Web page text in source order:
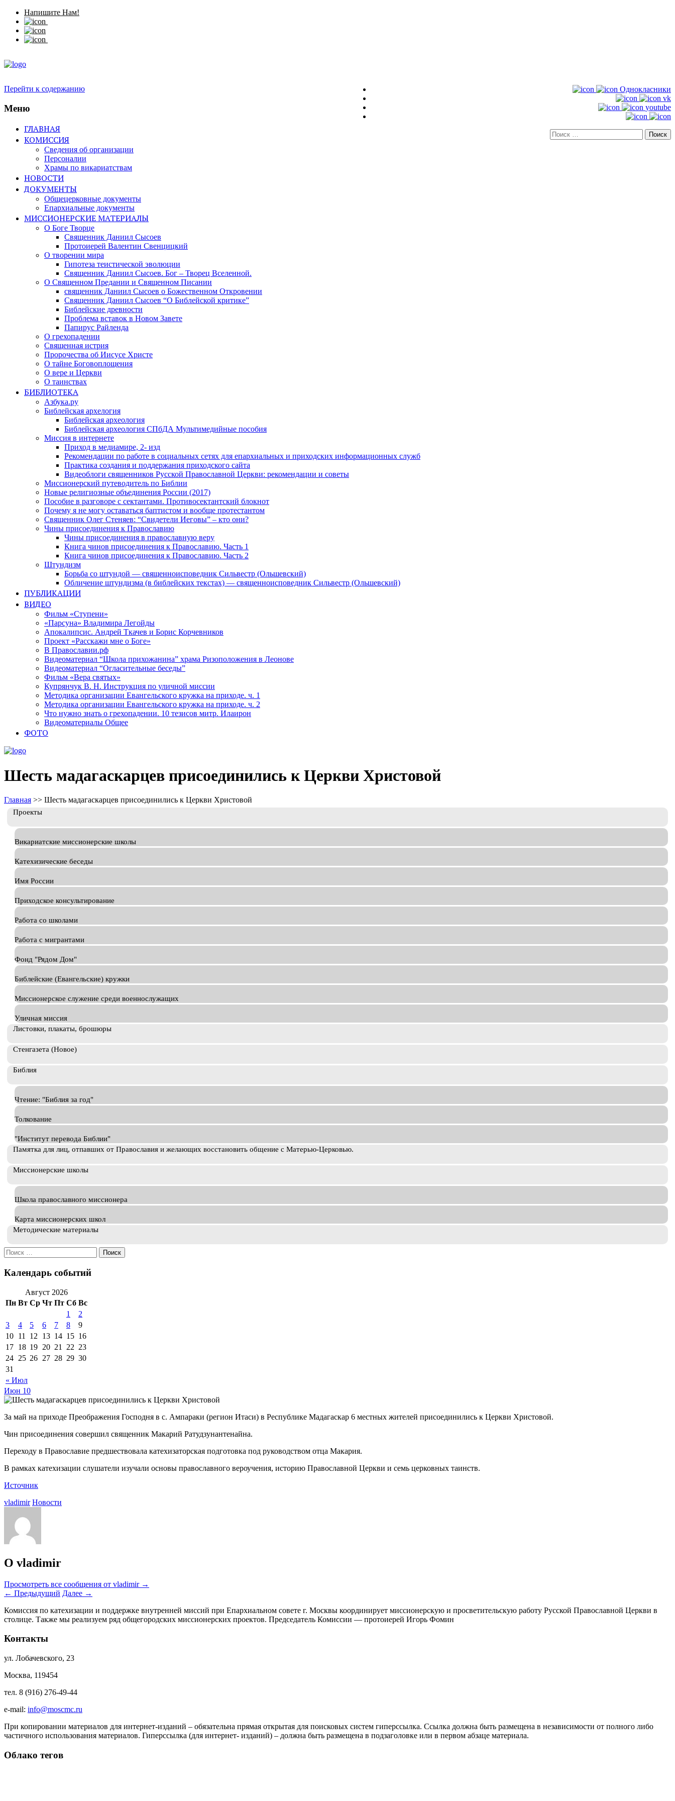
Напишите Нам!
Однокласники
vk
youtube
Искать:
Перейти к содержанию
Меню
ГЛАВНАЯ
КОМИССИЯ
Сведения об организации
Персоналии
Храмы по викариатствам
НОВОСТИ
ДОКУМЕНТЫ
Общецерковные документы
Епархиальные документы
МИССИОНЕРСКИЕ МАТЕРИАЛЫ
О Боге Творце
Священник Даниил Сысоев
Протоиерей Валентин Свенцицкий
О творении мира
Гипотеза теистической эволюции
Священник Даниил Сысоев. Бог – Творец Вселенной.
О Священном Предании и Священном Писании
священник Даниил Сысоев о Божественном Откровении
Священник Даниил Сысоев “О Библейской критике”
Библейские древности
Проблема вставок в Новом Завете
Папирус Райленда
О грехопадении
Священная истрия
Пророчества об Иисусе Христе
О тайне Боговоплощения
О вере и Церкви
О таинствах
БИБЛИОТЕКА
Азбука.ру
Библейская архелогия
Библейская археология
Библейская археология СПбДА Мультимедийные пособия
Миссия в интернете
Приход в медиамире, 2- изд
Рекомендации по работе в социальных сетях для епархиальных и приходских информационных служб
Практика создания и поддержания приходского сайта
Видеоблоги священников Русской Православной Церкви: рекомендации и советы
Миссионерский путеводитель по Библии
Новые религиозные объединения России (2017)
Пособие в разговоре с сектантами. Противосектантский блокнот
Почему я не могу оставаться баптистом и вообще протестантом
Священник Олег Стеняев: “Свидетели Иеговы” – кто они?
Чины присоединения к Православию
Чины присоединения в православную веру
Книга чинов присоединения к Православию. Часть 1
Книга чинов присоединения к Православию. Часть 2
Штундизм
Борьба со штундой — священноисповедник Сильвестр (Ольшевский)
Обличение штундизма (в библейских текстах) — священноисповедник Сильвестр (Ольшевский)
ПУБЛИКАЦИИ
ВИДЕО
Фильм «Ступени»
«Парсуна» Владимира Легойды
Апокалипсис. Андрей Ткачев и Борис Корчевников
Проект «Расскажи мне о Боге»
В Православии.рф
Видеоматериал “Школа прихожанина” храма Ризоположения в Леонове
Видеоматериал “Огласительные беседы”
Фильм «Вера святых»
Купрянчук В. Н. Инструкция по уличной миссии
Методика организации Евангельского кружка на приходе. ч. 1
Методика организации Евангельского кружка на приходе. ч. 2
Что нужно знать о грехопадении. 10 тезисов митр. Илаирон
Видеоматериалы Общее
ФОТО
Шесть мадагаскарцев присоединились к Церкви Христовой
Главная >> Шесть мадагаскарцев присоединились к Церкви Христовой
Проекты
Викариатские миссионерские школы
Катехизические беседы
Имя России
Приходское консультирование
Работа со школами
Работа с мигрантами
Фонд "Рядом Дом"
Библейские (Евангельские) кружки
Миссионерское служение среди военнослужащих
Уличная миссия
Листовки, плакаты, брошюры
Стенгазета (Новое)
Библия
Чтение: "Библия за год"
Толкование
"Институт перевода Библии"
Памятка для лиц, отпавших от Православия и желающих восстановить общение с Матерью-Церковью.
Миссионерские школы
Школа православного миссионера
Карта миссионерских школ
Методические материалы
Искать:
Календарь событий
Август 2026
Пн Вт Ср Чт Пт Сб Вс
« Июл
1
2
3
4 5 6 7 8
9
10 11 12 13 14 15 16
17 18 19 20 21 22 23
24 25 26 27 28 29 30
31
Июн 10
За май на приходе Преображения Господня в с. Ампараки (регион Итаси) в Республике Мадагаскар 6 местных жителей присоединились к Церкви Христовой.
Чин присоединения совершил священник Макарий Ратудзунантенайна.
Переходу в Православие предшествовала катехизаторская подготовка под руководством отца Макария.
В рамках катехизации слушатели изучали основы православного вероучения, историю Православной Церкви и семь церковных таинств.
Источник
vladimir Новости
О vladimir
Просмотреть все сообщения от vladimir →
← Предыдущий Далее →
Комиссия по катехизации и поддержке внутренней миссий при Епархиальном совете г. Москвы координирует миссионерскую и просветительскую работу Русской Православной Церкви в
столице. Также мы реализуем ряд общегородских миссионерских проектов. Председатель Комиссии — протоиерей Игорь Фомин
Контакты
ул. Лобачевского, 23
Москва, 119454
тел. 8 (916) 276-49-44
e-mail: info@moscmc.ru
При копировании материалов для интернет-изданий – обязательна прямая открытая для поисковых систем гиперссылка. Ссылка должна быть размещена в независимости от полного либо
частичного использования материалов. Гиперссылка (для интернет- изданий) – должна быть размещена в подзаголовке или в первом абзаце материала.
Облако тегов